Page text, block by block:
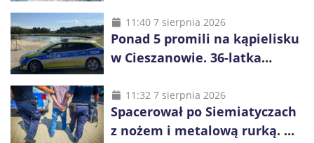
małoletnich
11:40 7 sierpnia 2026
Ponad 5 promili na kąpielisku
w Cieszanowie. 36-latka
z wody
11:32 7 sierpnia 2026
Spacerował po Siemiatyczach
z nożem i metalową rurką. W